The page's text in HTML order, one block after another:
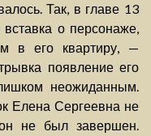
Так, в главе 13
о персонаже,
в его квартиру, —
появление его
неожиданным.
Елена Сергеевна не
не был завершен.